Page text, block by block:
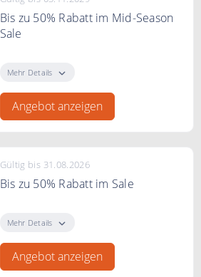
Bis zu 50% Rabatt im Mid-Season
Sale
auf Dessous, Nachtwäsche und
Mehr Details
Angebot anzeigen
Gültig bis 31.08.2026
Bis zu 50% Rabatt im Sale
FASHIONCODE
Mehr Details
Angebot anzeigen